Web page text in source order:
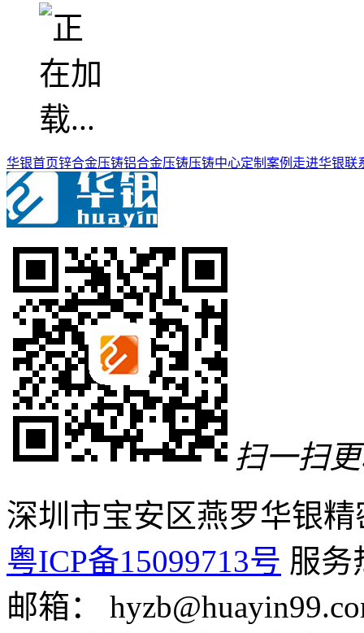
华银首页锌合金压铸铝合金压铸压铸中心定制案例 走进华银联
扫一扫
深圳市宝安区燕罗华银
粤ICP备15099713号 服务
邮箱：